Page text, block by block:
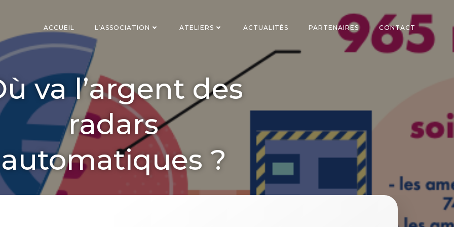
ACCUEIL L’ASSOCIATION ATELIERS ACTUALITÉS PARTENAIRES CONTACT
va l’argent des
radars
automatiques ?